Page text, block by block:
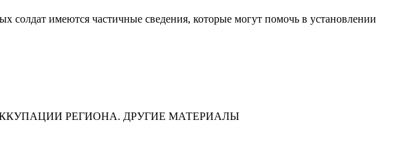
имеются частичные сведения, которые могут помочь в установлении
РЕГИОНА. ДРУГИЕ МАТЕРИАЛЫ